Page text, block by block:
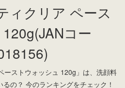
ィクリア ペース
コー
ーストウォッシュ 120g」は、洗顔料
の？ 今のランキングをチェック！